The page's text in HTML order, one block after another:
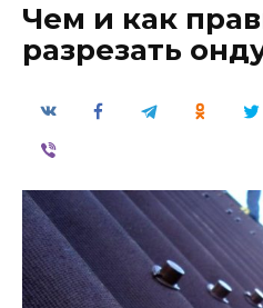
Чем и как
разрезать